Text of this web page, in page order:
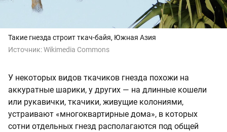
Такие гнезда строит ткач-байя, Южная Азия
Источник:Wikimedia Commons
У некоторых видов ткачиков гнезда похожи на
аккуратные шарики, у других — на длинные кошели
или рукавички, ткачики, живущие колониями,
устраивают «многоквартирные дома», в которых
сотни отдельных гнезд располагаются под общей